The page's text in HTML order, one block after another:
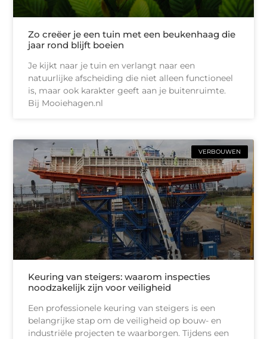
Zo creëer je een tuin met een beukenhaag die
jaar rond blijft boeien
Je kijkt naar je tuin en verlangt naar een
natuurlijke afscheiding die niet alleen functioneel
is, maar ook karakter geeft aan je buitenruimte.
Bij Mooiehagen.nl
VERBOUWEN
Keuring van steigers: waarom inspecties
noodzakelijk zijn voor veiligheid
Een professionele keuring van steigers is een
belangrijke stap om de veiligheid op bouw- en
industriële projecten te waarborgen. Tijdens een